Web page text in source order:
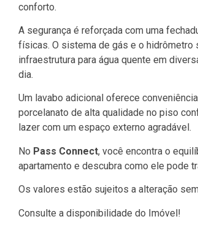
conforto.
A segurança é reforçada com uma
físicas. O sistema de gás e o
infraestrutura para água quente em
dia.
Um lavabo adicional oferece
porcelanato de alta qualidade no piso
lazer com um espaço externo agradável.
No Pass Connect, você encontra o
apartamento e descubra como ele pode
Os valores estão sujeitos a alteração
Consulte a disponibilidade do Imóvel!